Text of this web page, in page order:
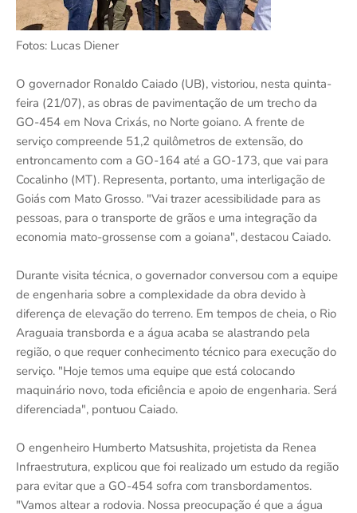
Fotos: Lucas Diener
O governador Ronaldo Caiado (UB), vistoriou, nesta quinta-
feira (21/07), as obras de pavimentação de um trecho da
GO-454 em Nova Crixás, no Norte goiano. A frente de
serviço compreende 51,2 quilômetros de extensão, do
entroncamento com a GO-164 até a GO-173, que vai para
Cocalinho (MT). Representa, portanto, uma interligação de
Goiás com Mato Grosso. "Vai trazer acessibilidade para as
pessoas, para o transporte de grãos e uma integração da
economia mato-grossense com a goiana", destacou Caiado.
Durante visita técnica, o governador conversou com a equipe
de engenharia sobre a complexidade da obra devido à
diferença de elevação do terreno. Em tempos de cheia, o Rio
Araguaia transborda e a água acaba se alastrando pela
região, o que requer conhecimento técnico para execução do
serviço. "Hoje temos uma equipe que está colocando
maquinário novo, toda eficiência e apoio de engenharia. Será
diferenciada", pontuou Caiado.
O engenheiro Humberto Matsushita, projetista da Renea
Infraestrutura, explicou que foi realizado um estudo da região
para evitar que a GO-454 sofra com transbordamentos.
"Vamos altear a rodovia. Nossa preocupação é que a água